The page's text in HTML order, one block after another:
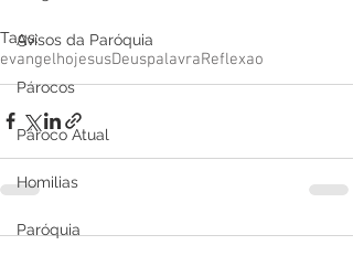
Avisos da Paróquia
Párocos
Pároco Atual
Homilias
Paróquia
Tags:
evangelhojesusDeuspalavraReflexao